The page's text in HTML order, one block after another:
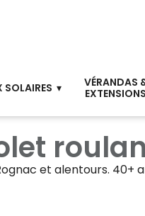
SOLAIRES
VÉRANDAS
EXTENSIONS
et alentours. 40+